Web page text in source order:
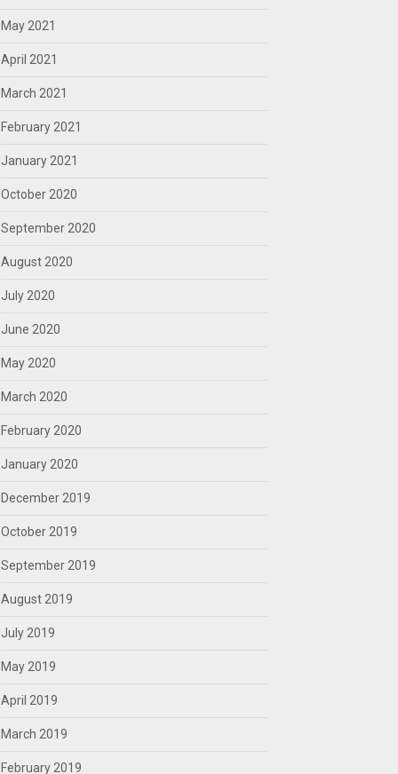
May 2021
April 2021
March 2021
February 2021
January 2021
October 2020
September 2020
August 2020
July 2020
June 2020
May 2020
March 2020
February 2020
January 2020
December 2019
October 2019
September 2019
August 2019
July 2019
May 2019
April 2019
March 2019
February 2019